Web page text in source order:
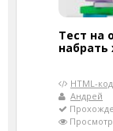
Тест на
набрать
HTML-код
Андрей